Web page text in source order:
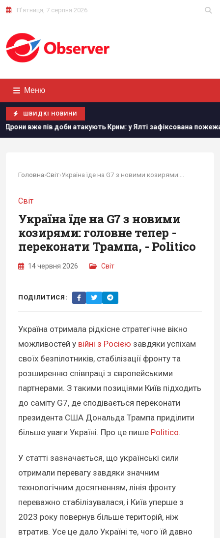
П'ятниця, 7 серпня 2026
Меню
ШВИДКІ НОВИНИ
пожежа в районі порту У червні – 30 бомб, у
Головна›Світ›
Світ
Україна їде на G7 з новими
козирями: головне тепер -
переконати Трампа, - Politico
14 червня 2026 Світ
ПОДІЛИТИСЯ:
Україна отримала рідкісне стратегічне вікно
можливостей у війні з Росією завдяки успіхам
своїх безпілотників, стабілізації фронту та
розширенню співпраці з європейськими
партнерами. З такими позиціями Київ підходить
до саміту G7, де сподівається переконати
президента США Дональда Трампа приділити
більше уваги Україні. Про це пише Politico.
У статті зазначається, що українські сили
отримали перевагу завдяки значним
технологічним досягненням, лінія фронту
переважно стабілізувалася, і Київ уперше з
2023 року повернув більше територій, ніж
втратив. Усе це дало Україні те, чого їй давно